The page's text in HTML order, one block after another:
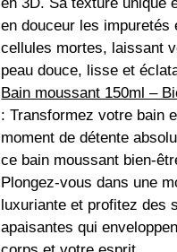
en douceur les impuretés
cellules mortes, laissant
peau douce, lisse et
Bain moussant 150ml –
: Transformez votre bain
moment de détente
ce bain moussant bien-
Plongez-vous dans une
luxuriante et profitez des
apaisantes qui